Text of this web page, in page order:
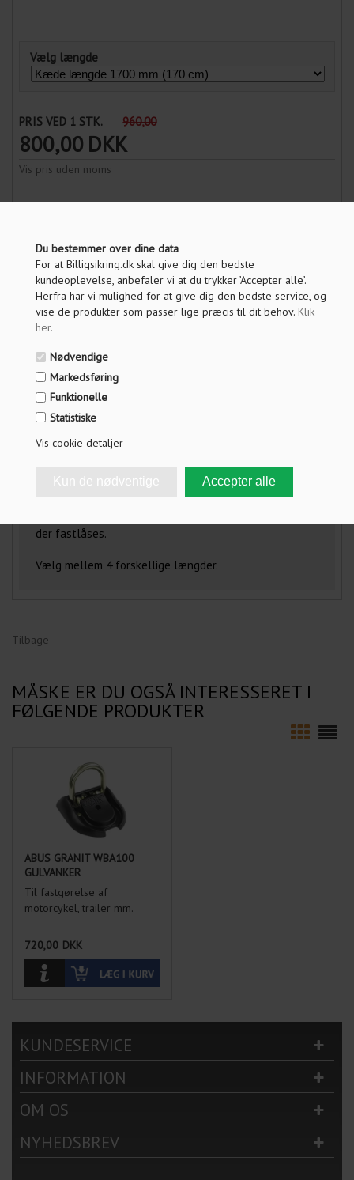
Du bestemmer over dine data
For at Billigsikring.dk skal give dig den bedste
kundeoplevelse, anbefaler vi at du trykker ’Accepter alle’.
Herfra har vi mulighed for at give dig den bedste service, og
vise de produkter som passer lige præcis til dit behov. Klik
her.
Nødvendige
Markedsføring
Funktionelle
Statistiske
Vis cookie detaljer
Vælg længde
PRIS VED 1 STK. 960,00
800,00 DKK
Vis pris uden moms
LÆG I KURV
OM PRODUKTET
SPØRG OS
FRAGT INFO
ABUS Kæde beklædt med lærred
der fastlåses.
Vælg mellem 4 forskellige længder.
Tilbage
MÅSKE ER DU OGSÅ INTERESSERET I
FØLGENDE PRODUKTER
ABUS GRANIT WBA100
GULVANKER
Til fastgørelse af
motorcykel, trailer mm.
720,00 DKK
KUNDESERVICE
INFORMATION
OM OS
NYHEDSBREV